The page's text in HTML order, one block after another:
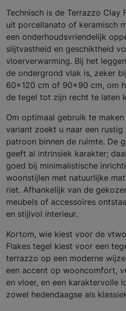
Technisch is de Terrazzo Clay
uit porcellanato of keramisch
een onderhoudsvriendelijk
slijtvastheid en geschiktheid
vloerverwarming. Bij het
de ondergrond vlak is, zeker
60×120 cm of 90×90 cm, om
de tegel tot zijn recht te laten
Om optimaal gebruik te
variant zoekt u naar een
patroon binnen de ruimte. De
geeft al intrinsiek karakter;
goed bij minimalistische
woonstijlen met natuurlijke
riet. Afhankelijk van de
meubels of accessoires
en stijlvol interieur.
Kortom, wie kiest voor de
Flakes tegel kiest voor een
terrazzo op een moderne
een accent op wooncomfort,
en vloer, en een karaktervolle
zowel hedendaagse als